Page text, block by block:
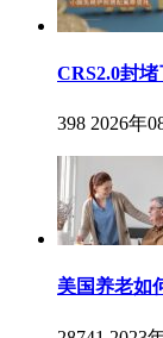
CRS2.0封
398 2026年
美国养老如